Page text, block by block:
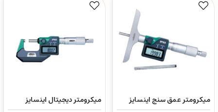
میکرومتر عمق سنج اینسایز میکرومتر دیجیتال اینسایز